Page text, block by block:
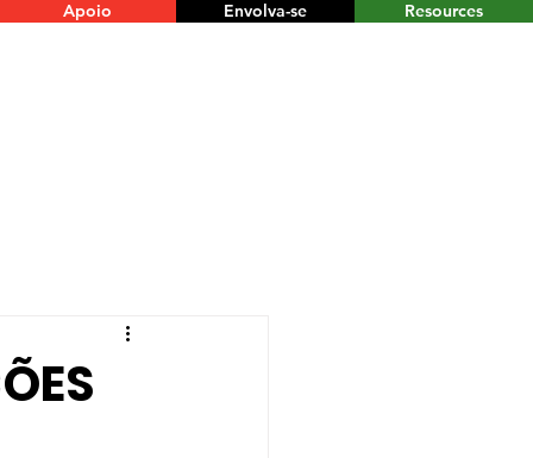
Apoio Envolva-se Resources